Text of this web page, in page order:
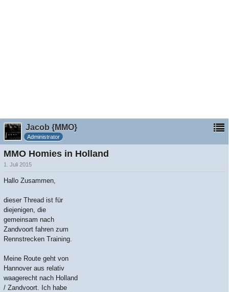
Jacob {MMO}
Administrator
MMO Homies in Holland
1. Juli 2015
Hallo Zusammen,
dieser Thread ist für
diejenigen, die
gemeinsam nach
Zandvoort fahren zum
Rennstrecken Training.
Meine Route geht von
Hannover aus relativ
waagerecht nach Holland
/ Zandvoort. Ich habe